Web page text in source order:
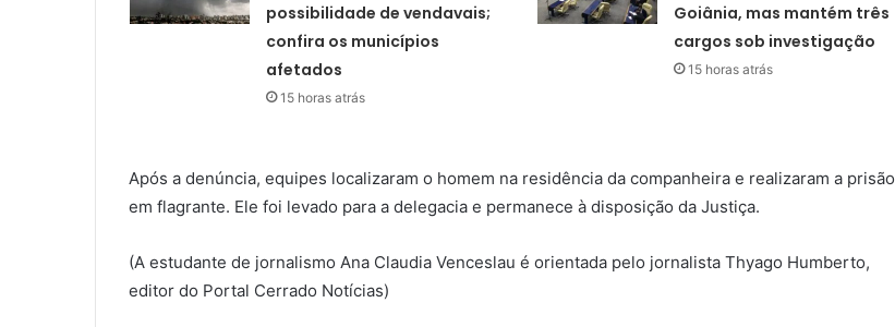
possibilidade de vendavais;
confira os municípios
afetados
15 horas atrás
Goiânia, mas mantém três
cargos sob investigação
15 horas atrás
Após a denúncia, equipes localizaram o homem na residência da companheira e realizaram a prisão
em flagrante. Ele foi levado para a delegacia e permanece à disposição da Justiça.
(A estudante de jornalismo Ana Claudia Venceslau é orientada pelo jornalista Thyago Humberto,
editor do Portal Cerrado Notícias)